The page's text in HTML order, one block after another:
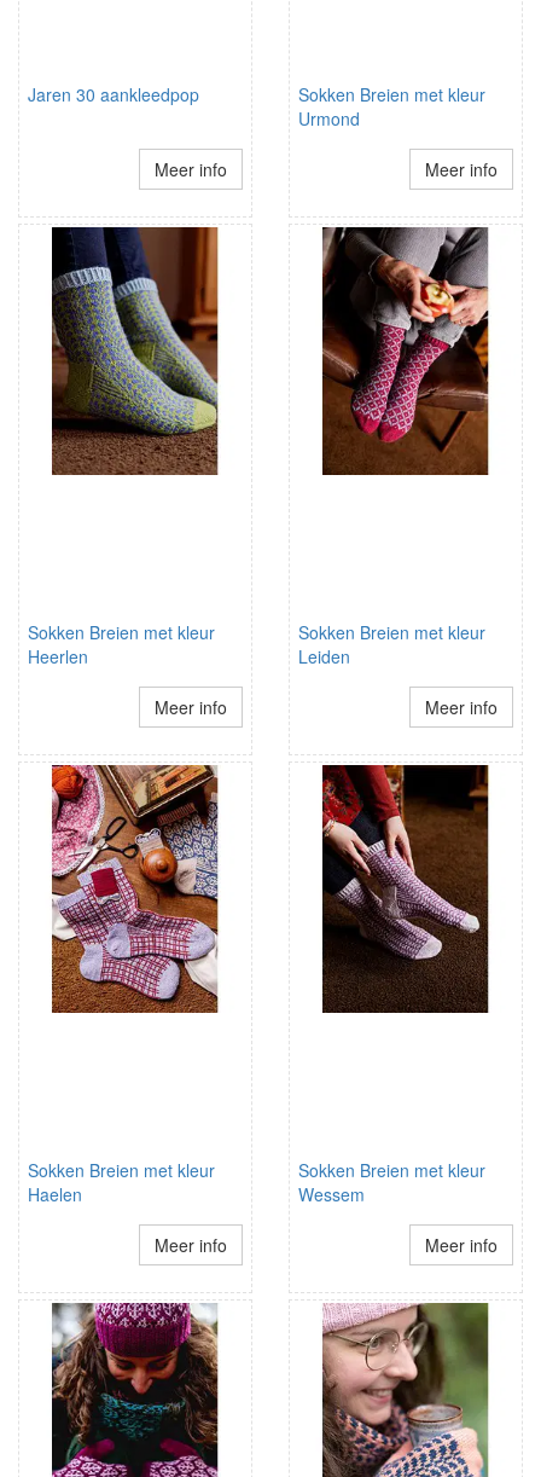
Jaren 30 aankleedpop
Meer info
Sokken Breien met kleur
Urmond
Meer info
Sokken Breien met kleur
Heerlen
Meer info
Sokken Breien met kleur
Leiden
Meer info
Sokken Breien met kleur
Haelen
Meer info
Sokken Breien met kleur
Wessem
Meer info